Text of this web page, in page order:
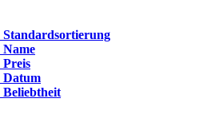
Standardsortierung
Name
Preis
Datum
Beliebtheit